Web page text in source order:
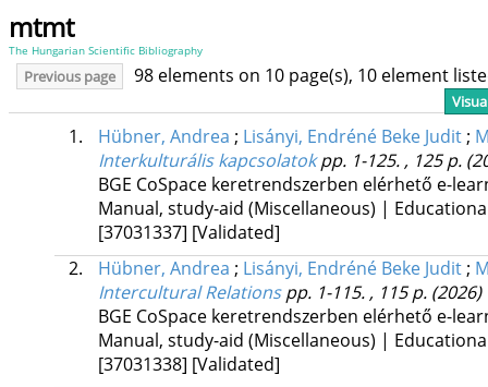
mtmt
The Hungarian Scientific Bibliography
Previous page 98 elements on 10 page(s), 10 element
1. Hübner, Andrea ; Lisányi, Endréné Beke Judit;
Interkulturális kapcsolatok pp. 1-125. , 125 p.
BGE CoSpace keretrendszerben elérhető e-
Manual, study-aid (Miscellaneous) |
[37031337] [Validated]
2.
Hübner, Andrea ; Lisányi, Endréné Beke Judit;
Intercultural Relations pp. 1-115. , 115 p. (2026)
BGE CoSpace keretrendszerben elérhető e-
Manual, study-aid (Miscellaneous) |
[37031338] [Validated]